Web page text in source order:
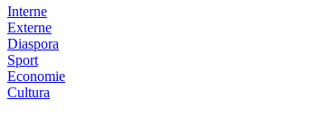
Interne
Externe
Diaspora
Sport
Economie
Cultura